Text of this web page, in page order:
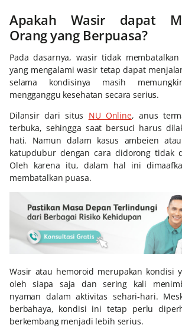
Apakah Wasir dapat
Orang yang Berpuasa?
Pada dasarnya, wasir tidak membatalkan
yang mengalami wasir tetap dapat
selama kondisinya masih
mengganggu kesehatan secara serius.
Dilansir dari situs NU Online, anus
terbuka, sehingga saat bersuci harus
hati. Namun dalam kasus ambeien
katupdubur dengan cara didorong tidak
Oleh karena itu, dalam hal ini
membatalkan puasa.
Wasir atau hemoroid merupakan kondisi
oleh siapa saja dan sering kali
nyaman dalam aktivitas sehari-hari.
berbahaya, kondisi ini tetap perlu
berkembang menjadi lebih serius.